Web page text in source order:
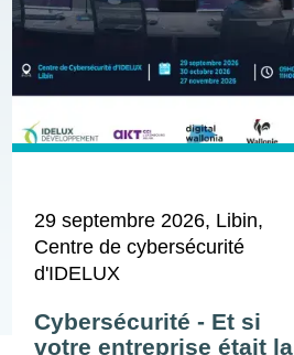
29 septembre 2026, Libin,
Centre de cybersécurité
d'IDELUX
Cybersécurité - Et si
votre entreprise était la